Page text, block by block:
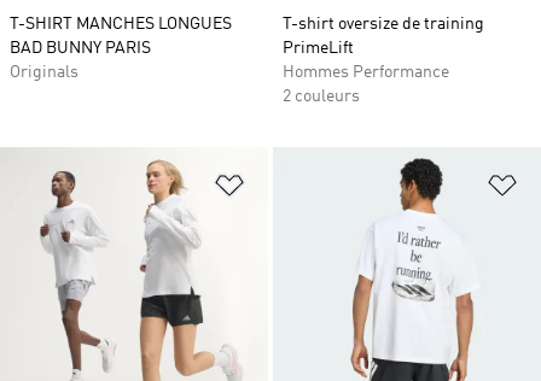
T-SHIRT MANCHES LONGUES
BAD BUNNY PARIS
Originals
T-shirt oversize de training
PrimeLift
Hommes Performance
2 couleurs
Ajouter à la Liste de produits